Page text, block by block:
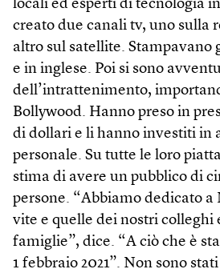
locali ed esperti di tecnologia
creato due canali tv, uno sulla
altro sul satellite. Stampavano
e in inglese. Poi si sono
dell’intrattenimento,
Bollywood. Hanno preso in
di dollari e li hanno investiti in
personale. Su tutte le loro
stima di avere un pubblico di
persone. “Abbiamo dedicato a
vite e quelle dei nostri colleghi
famiglie”, dice. “A ciò che è
1 febbraio 2021”. Non sono